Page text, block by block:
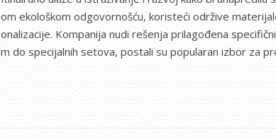
ekološkom odgovornošću, koristeći održive
Kompanija nudi rešenja prilagođena
do specijalnih setova, postali su popularan izbor za